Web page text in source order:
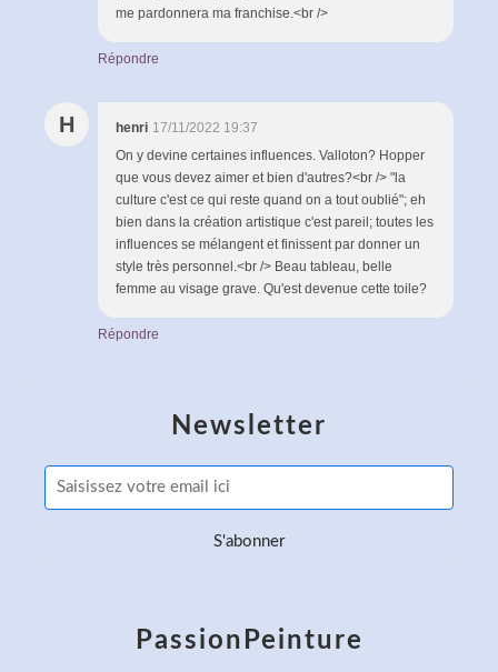
me pardonnera ma franchise.<br />
Répondre
H henri 17/11/2022 19:37
On y devine certaines influences. Valloton? Hopper
que vous devez aimer et bien d'autres?<br /> "la
culture c'est ce qui reste quand on a tout oublié"; eh
bien dans la création artistique c'est pareil; toutes les
influences se mélangent et finissent par donner un
style très personnel.<br /> Beau tableau, belle
femme au visage grave. Qu'est devenue cette toile?
Répondre
Newsletter
PassionPeinture